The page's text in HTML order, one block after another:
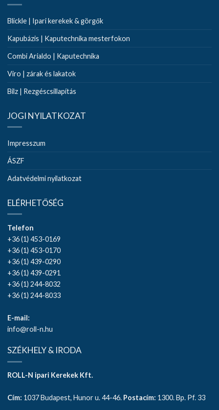
Blickle | Ipari kerekek & görgők
Kapubázis | Kaputechnika mesterfokon
Combi Arialdo | Kaputechnika
Viro | zárak és lakatok
Bilz | Rezgéscsillapítás
JOGI NYILATKOZAT
Impresszum
ÁSZF
Adatvédelmi nyilatkozat
ELÉRHETŐSÉG
Telefon
+36 (1) 453-0169
+36 (1) 453-0170
+36 (1) 439-0290
+36 (1) 439-0291
+36 (1) 244-8032
+36 (1) 244-8033
E-mail:
info@roll-n.hu
SZÉKHELY & IRODA
ROLL-N ipari Kerekek Kft.
Cím: 1037 Budapest, Hunor u. 44-46. Postacím: 1300. Bp. Pf. 33